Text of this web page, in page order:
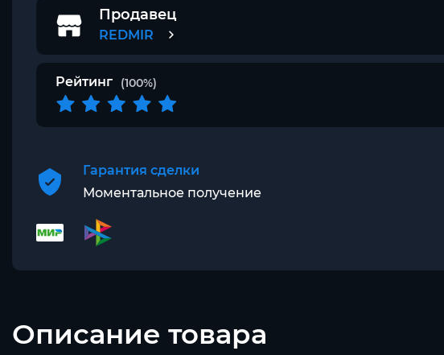
Продавец
REDMIR
Рейтинг (100%)
Гарантия сделки
Моментальное получение
Описание товара